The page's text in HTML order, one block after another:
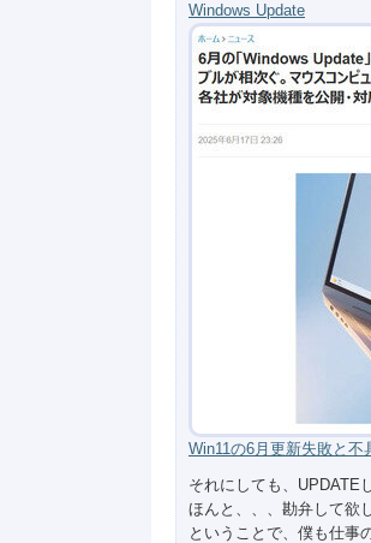
Windows Update
Win11の6月更新失敗と不
それにしても、UPDATE
ほんと、、、勘弁して欲
ということで、僕も仕事